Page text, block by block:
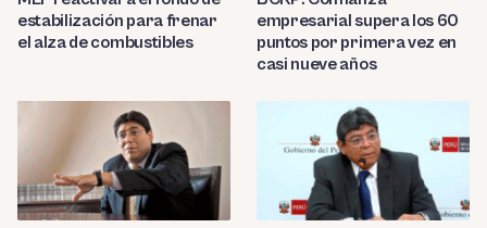
estabilización para frenar
el alza de combustibles
empresarial supera los 60
puntos por primera vez en
casi nueve años